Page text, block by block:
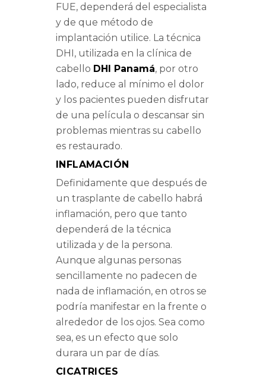
FUE, dependerá del especialista
y de que método de
implantación utilice. La técnica
DHI, utilizada en la clínica de
cabello DHI Panamá, por otro
lado, reduce al mínimo el dolor
y los pacientes pueden disfrutar
de una película o descansar sin
problemas mientras su cabello
es restaurado.
INFLAMACIÓN
Definidamente que después de
un trasplante de cabello habrá
inflamación, pero que tanto
dependerá de la técnica
utilizada y de la persona.
Aunque algunas personas
sencillamente no padecen de
nada de inflamación, en otros se
podría manifestar en la frente o
alrededor de los ojos. Sea como
sea, es un efecto que solo
durara un par de días.
CICATRICES